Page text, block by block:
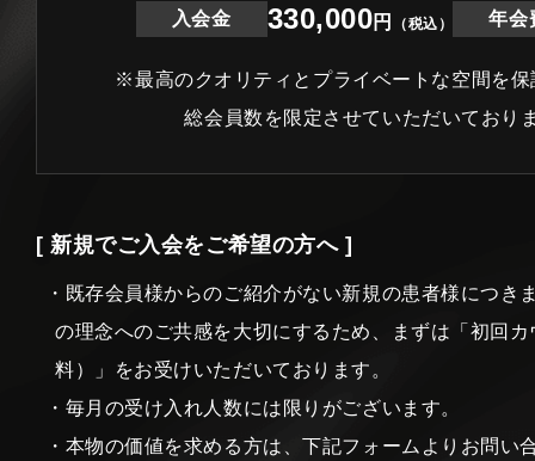
入会金 330,000円 （税込） 年会
※最高のクオリティとプライベートな空間を保
総会員数を限定させていただいており
[ 新規でご入会をご希望の方へ ]
・既存会員様からのご紹介がない新規の患者様につき
の理念へのご共感を大切にするため、まずは「初回
料）」をお受けいただいております。
・毎月の受け入れ人数には限りがございます。
・本物の価値を求める方は、下記フォームよりお問い